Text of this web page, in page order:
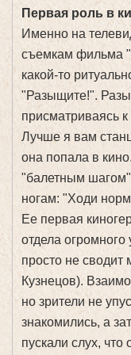
Первая роль в
Именно на
съемкам фильма
какой-то
"Разыщите!".
присматриваясь
Лучше я вам
она попала в
"балетным
ногам: "Ходи
Ее первая
отдела
просто не сводит
Кузнецов).
но зрители не
знакомились, а
пускали слух,